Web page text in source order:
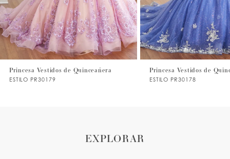
5
6
7
8
Princesa Vestidos de Quinceañera
ESTILO PR30179
Princesa Vestidos de
ESTILO PR30178
EXPLORAR